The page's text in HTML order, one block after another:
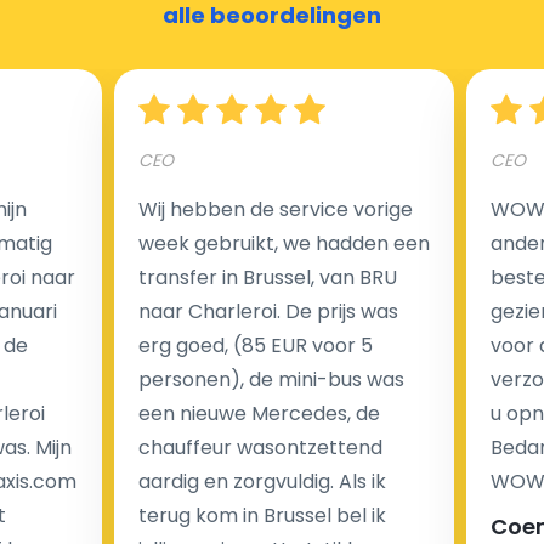
luchthaventaxi's is een vast tarief voor uw rit. In
tegenstelling tot traditionele taxi's met taxameter
brengen wij u geen extra kosten in rekening voor de
nachtrit.
We hebben geen ophaaltarief of extra kosten voor
wachttijd als uw vlucht vertraging heeft.
Kijk op onze website voor meer informatie over uw
transferkosten. Ons boekingsformulier bevat alle
mogelijke extra's die u kunt kiezen en de prijs die u
krijgt is transparant voor een passagier en een
alle beoordelingen
naar
Mijn
CEO
Wij hebben de service vorige
week gebruikt, we hadden een
transfer in Brussel, van BRU
naar Charleroi. De prijs was
erg goed, (85 EUR voor 5
personen), de mini-bus was
een nieuwe Mercedes, de
chauffeur wasontzettend
aardig en zorgvuldig. Als ik
terug kom in Brussel bel ik
CEO
voor
u